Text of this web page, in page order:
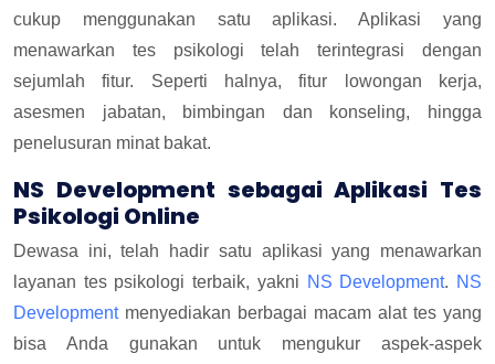
cukup menggunakan satu aplikasi. Aplikasi yang
menawarkan tes psikologi telah terintegrasi dengan
sejumlah fitur. Seperti halnya, fitur lowongan kerja,
asesmen jabatan, bimbingan dan konseling, hingga
penelusuran minat bakat.
NS Development sebagai Aplikasi Tes
Psikologi Online
Dewasa ini, telah hadir satu aplikasi yang menawarkan
layanan tes psikologi terbaik, yakni NS Development. NS
Developmentmenyediakan berbagai macam alat tes yang
bisa Anda gunakan untuk mengukur aspek-aspek